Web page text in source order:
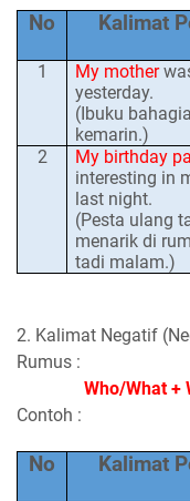
No Kalimat
1 My mother
yesterday.
(Ibuku bahagia
kemarin.)
2
My birthday
interesting in
last night.
(Pesta ulang
menarik di
tadi malam.)
2. Kalimat Negatif
Rumus :
Who/What +
Contoh :
No Kalimat